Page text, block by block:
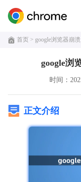
首页 > google浏览器崩
google浏
时间：
正文介绍